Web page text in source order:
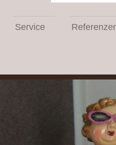
Service